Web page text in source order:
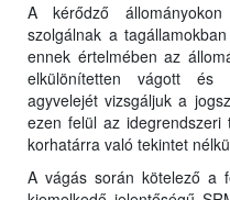
A kérődző
szolgálnak a
ennek értelmében az
elkülönítetten vágott és
agyvelejét vizsgáljuk a
ezen felül az idegrendszeri
korhatárra való tekintet
A vágás során kötelező a